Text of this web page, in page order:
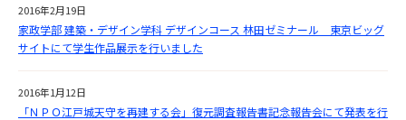
2016年2月19日
家政学部 建築・デザイン学科 デザインコース 林田ゼミナール 東京ビッグ
サイトにて学生作品展示を行いました
2016年1月12日
「ＮＰＯ江戸城天守を再建する会」復元調査報告書記念報告会にて発表を行